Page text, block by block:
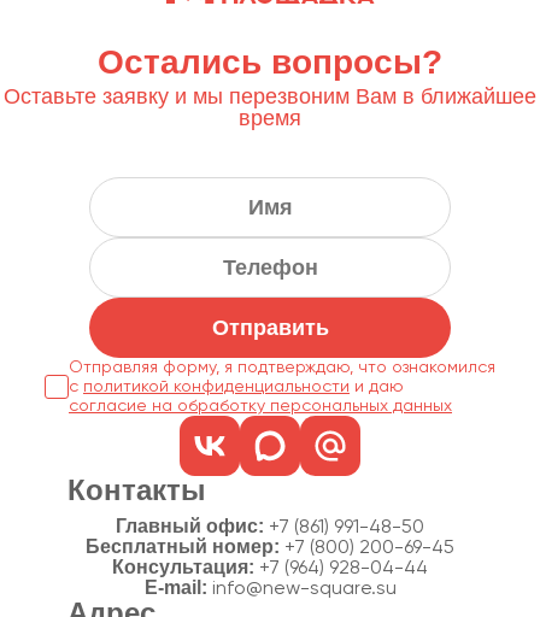
Остались вопросы?
Оставьте заявку и мы перезвоним Вам в ближайшее
время
Отправить
Отправляя форму, я подтверждаю, что ознакомился
с политикой конфиденциальности
согласие на обработку персональных данных
Контакты
Главный офис: +7 (861) 991-48-50
Бесплатный номер: +7 (800) 200-69-45
Консультация: +7 (964) 928-04-44
E-mail: info@new-square.su